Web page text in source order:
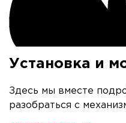
Установка и
Здесь мы вместе
разобраться с